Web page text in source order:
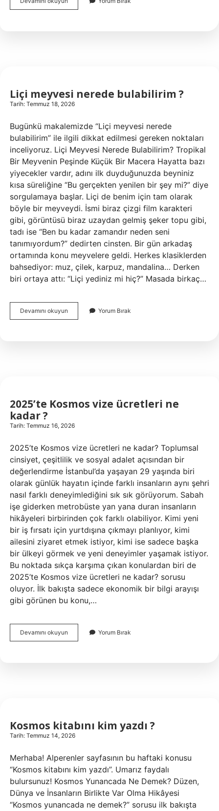
kibrit
Liçi meyvesi nerede bulabilirim ?
Tarih: Temmuz 18, 2026
Bugünkü makalemizde “Liçi meyvesi nerede
bulabilirim” ile ilgili dikkat edilmesi gereken noktaları
inceliyoruz. Liçi Meyvesi Nerede Bulabilirim? Tropikal
Bir Meyvenin Peşinde Küçük Bir Macera Hayatta bazı
yiyecekler vardır, adını ilk duyduğunuzda beyniniz
kısa süreliğine “Bu gerçekten yenilen bir şey mi?” diye
sorgulamaya başlar. Liçi de benim için tam olarak
böyle bir meyveydi. İsmi biraz çizgi film karakteri
gibi, görüntüsü biraz uzaydan gelmiş şeker topu gibi,
tadı ise “Ben bu kadar zamandır neden seni
tanımıyordum?” dedirten cinsten. Bir gün arkadaş
ortamında konu meyvelere geldi. Herkes klasiklerden
bahsediyor: muz, çilek, karpuz, mandalina… Derken
biri ortaya attı: “Liçi yediniz mi hiç?” Masada birkaç…
Devamını okuyun
meyvesi
Yorum Bırak
2025’te Kosmos vize ücretleri ne
kadar ?
Tarih: Temmuz 16, 2026
2025’te Kosmos vize ücretleri ne kadar? Toplumsal
cinsiyet, çeşitlilik ve sosyal adalet açısından bir
değerlendirme İstanbul’da yaşayan 29 yaşında biri
olarak günlük hayatın içinde farklı insanların aynı şehri
nasıl farklı deneyimlediğini sık sık görüyorum. Sabah
işe giderken metrobüste yan yana duran insanların
hikâyeleri birbirinden çok farklı olabiliyor. Kimi yeni
bir iş fırsatı için yurtdışına çıkmayı planlıyor, kimi
ailesini ziyaret etmek istiyor, kimi ise sadece başka
bir ülkeyi görmek ve yeni deneyimler yaşamak istiyor.
Bu noktada sıkça karşıma çıkan konulardan biri de
2025’te Kosmos vize ücretleri ne kadar? sorusu
oluyor. İlk bakışta sadece ekonomik bir bilgi arayışı
gibi görünen bu konu,…
Devamını okuyun
Kosmos
Yorum Bırak
Kosmos kitabını kim yazdı ?
Tarih: Temmuz 14, 2026
Merhaba! Alperenler sayfasının bu haftaki konusu
“Kosmos kitabını kim yazdı”. Umarız faydalı
bulursunuz! Kosmos Yunancada Ne Demek? Düzen,
Dünya ve İnsanların Birlikte Var Olma Hikâyesi
“Kosmos yunancada ne demek?” sorusu ilk bakışta